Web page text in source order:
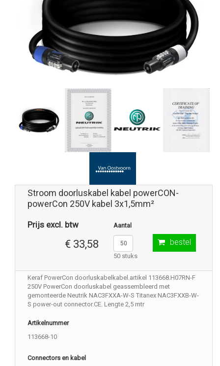
Stroom doorluskabel kabel powerCON-
powerCon 250V kabel 3x1,5mm²
Prijs excl. btw
€ 33,58
Aantal
50 stuks
bestel
Keraf PowerCon doorluskabelkabel.artikel 113668.H07RN-F
250V PowerCon doorluskabel geassembleerd met
gemonteerde Neutrik NAC3FXXA-W-S Titanex NAC3FXXB-W-
S power-out connector.CE. Lengte 2,5 mtr
Artikelnummer
113668-10
Connectors en kabel